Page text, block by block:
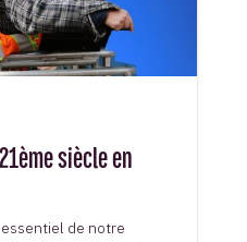
siècle en
de notre